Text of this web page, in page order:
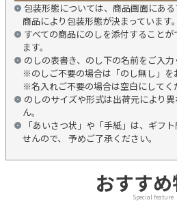
包装形態については、商品画面にある
商品により包装形態が決まっています。
すべての商品にのしを添付すること
ます。
のしの表書き、のし下の名前をご入力
※のしご不要の場合は「のし無し」を
※名入れご不要の場合は空白にしてく
のしのサイズや形式は出荷元により
ん。
「あいさつ状」や「手紙」は、ギフ
せんので、 予めご了承ください。
おすす
Special feature